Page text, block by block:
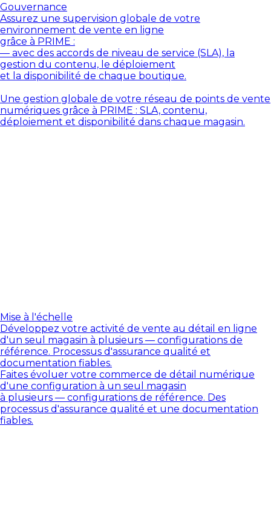
Gouvernance
Assurez une supervision globale de votre
environnement de vente en ligne
grâce à PRIME :
— avec des accords de niveau de service (SLA), la
gestion du contenu, le déploiement
et la disponibilité de chaque boutique.
Une gestion globale de votre réseau de points de vente
numériques grâce à PRIME : SLA, contenu,
déploiement et disponibilité dans chaque magasin.
Mise à l'échelle
Développez votre activité de vente au détail en ligne
d'un seul magasin à plusieurs — configurations de
référence. Processus d'assurance qualité et
documentation fiables.
Faites évoluer votre commerce de détail numérique
d'une configuration à un seul magasin
à plusieurs — configurations de référence. Des
processus d'assurance qualité et une documentation
fiables.